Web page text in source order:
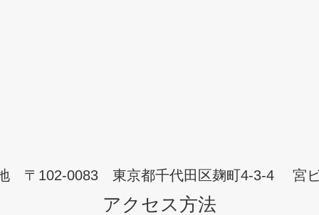
〒102-0083 東京都千代田区麹町4-3-4 宮
アクセス方法